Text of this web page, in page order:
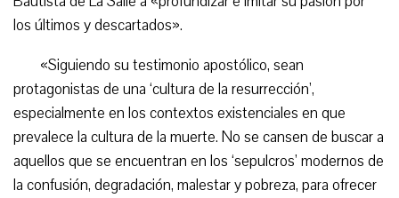
los últimos y descartados».
«Siguiendo su testimonio apostólico, sean
protagonistas de una ‘cultura de la resurrección’,
especialmente en los contextos existenciales en que
prevalece la cultura de la muerte. No se cansen de buscar a
aquellos que se encuentran en los ‘sepulcros’ modernos de
la confusión, degradación, malestar y pobreza, para ofrecer